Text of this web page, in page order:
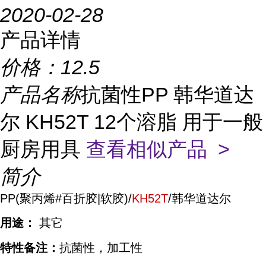
2020-02-28
产品详情
价格： 12.5
产品名称抗菌性PP 韩华道达
尔 KH52T 12个溶脂 用于一般
厨房用具 查看相似产品 >
简介
PP(聚丙烯#百折胶|软胶)/KH52T/韩华道达尔
用途：
其它
特性备注： 抗菌性，加工性